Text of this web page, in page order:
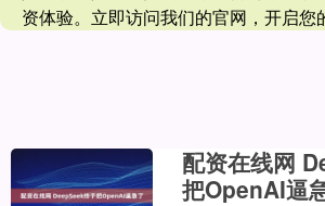
资体验。立即访问我们的官网，开启您
配资在线网
把OpenAI逼